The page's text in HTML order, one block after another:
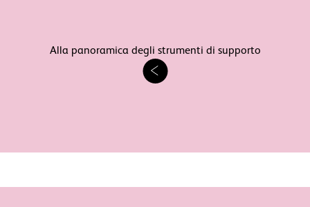
Alla panoramica degli strumenti di supporto